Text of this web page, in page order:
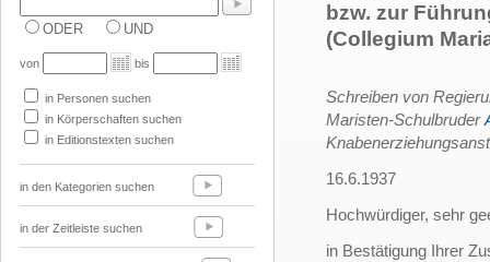
ODER UND
von bis
in Personen suchen
in Körperschaften suchen
in Editionstexten suchen
in den Kategorien suchen
in der Zeitleiste suchen
bzw. zur
(Collegium
Schreiben von
Maristen-Schulbruder
16.6.1937
Hochwürdiger, sehr
in Bestätigung Ihrer